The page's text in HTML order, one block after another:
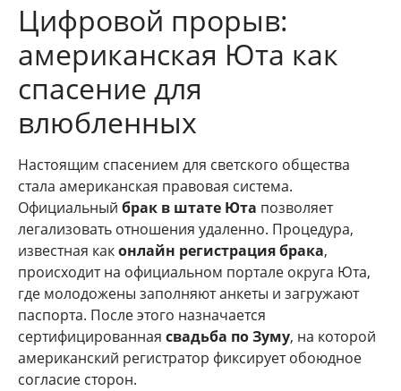
Цифровой прорыв:
американская Юта как
спасение для
влюбленных
Настоящим спасением для светского общества
стала американская правовая система.
Официальный брак в штате Юта позволяет
легализовать отношения удаленно. Процедура,
известная каконлайн регистрация брака,
происходит на официальном портале округа Юта,
где молодожены заполняют анкеты и загружают
паспорта. После этого назначается
сертифицированная свадьба по Зуму, на которой
американский регистратор фиксирует обоюдное
согласие сторон.